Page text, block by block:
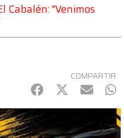
Cabalén: "Venimos
COMPARTIR
Facebook
Twitter
mail